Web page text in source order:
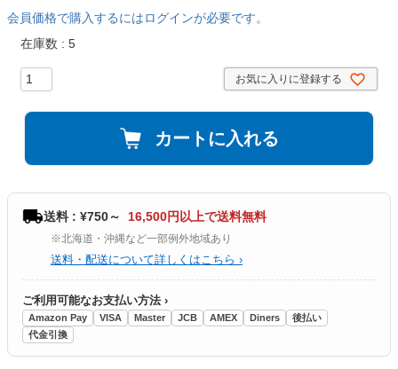
会員価格で購入するにはログインが必要です。
在庫数
5
お気に入りに登録する
カートに入れる
送料 : ¥750～ 16,500円以上で送料無料
※北海道・沖縄など一部例外地域あり
送料・配送について詳しくはこちら ›
ご利用可能なお支払い方法 ›
Amazon Pay VISA Master JCB AMEX Diners
後払い
代金引換